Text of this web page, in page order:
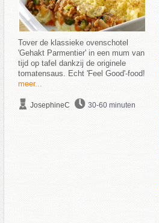
Tover de klassieke ovenschotel
'Gehakt Parmentier' in een mum van
tijd op tafel dankzij de originele
tomatensaus. Echt 'Feel Good'-food!
meer...
JosephineC 30-60 minuten